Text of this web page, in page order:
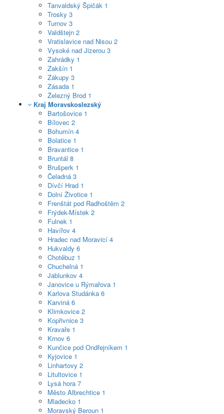
Tanvaldský Špičák 1
Trosky 3
Turnov 3
Valdštejn 2
Vratislavice nad Nisou 2
Vysoké nad Jizerou 3
Zahrádky 1
Zakšín 1
Zákupy 3
Zásada 1
Železný Brod 1
Kraj Moravskoslezský
Bartošovice 1
Bílovec 2
Bohumín 4
Bolatice 1
Bravantice 1
Bruntál 8
Brušperk 1
Čeladná 3
Dívčí Hrad 1
Dolní Životice 1
Frenštát pod Radhoštěm 2
Frýdek-Místek 2
Fulnek 1
Havířov 4
Hradec nad Moravicí 4
Hukvaldy 6
Chotěbuz 1
Chuchelná 1
Jablunkov 4
Janovice u Rýmařova 1
Karlova Studánka 6
Karviná 6
Klimkovice 2
Kopřivnice 3
Kravaře 1
Krnov 6
Kunčice pod Ondřejníkem 1
Kyjovice 1
Linhartovy 2
Litultovice 1
Lysá hora 7
Město Albrechtice 1
Mladecko 1
Moravský Beroun 1